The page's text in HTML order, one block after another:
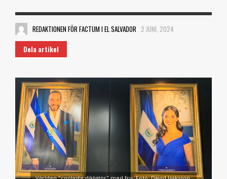
REDAKTIONEN FÖR FACTUM I EL SALVADOR 2 JUNI, 2024
Dela artikel